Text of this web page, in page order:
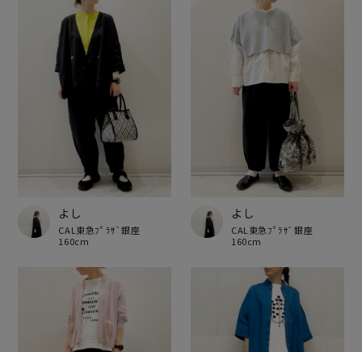
よし
CAL東急ﾌﾟﾗｻﾞ銀座
160cm
よし
CAL東急ﾌﾟﾗｻﾞ銀座
160cm